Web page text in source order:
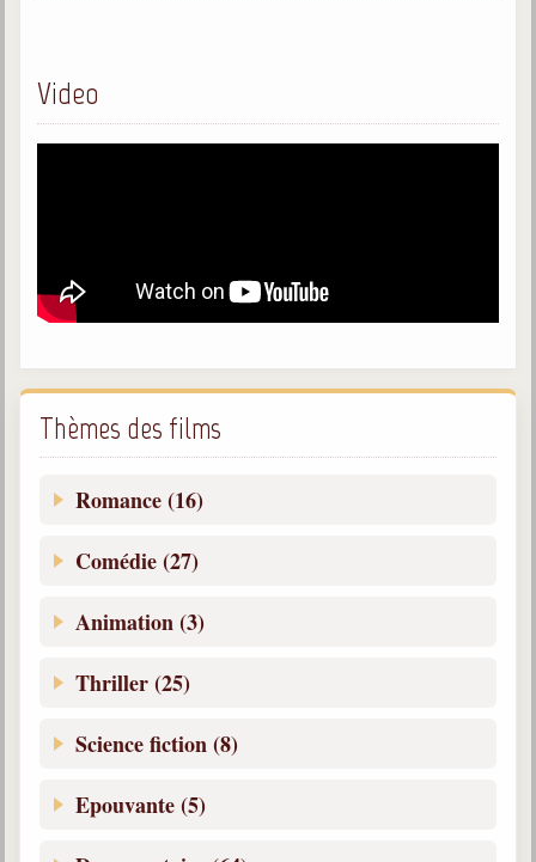
Video
Thèmes des films
Romance (16)
Comédie (27)
Animation (3)
Thriller (25)
Science fiction (8)
Epouvante (5)